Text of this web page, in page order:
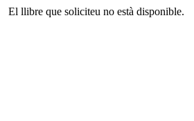
El llibre que soliciteu no està disponible.